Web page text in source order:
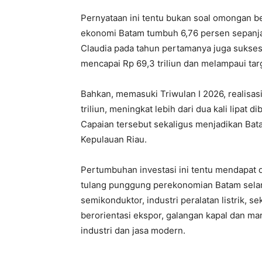
Pernyataan ini tentu bukan soal omongan
ekonomi Batam tumbuh 6,76 persen
Claudia pada tahun pertamanya juga
mencapai Rp 69,3 triliun dan melampaui
Bahkan, memasuki Triwulan I 2026,
triliun, meningkat lebih dari dua kali lipat
Capaian tersebut sekaligus menjadikan
Kepulauan Riau.
Pertumbuhan investasi ini tentu mendapat
tulang punggung perekonomian Batam
semikonduktor, industri peralatan listrik,
berorientasi ekspor, galangan kapal dan
industri dan jasa modern.